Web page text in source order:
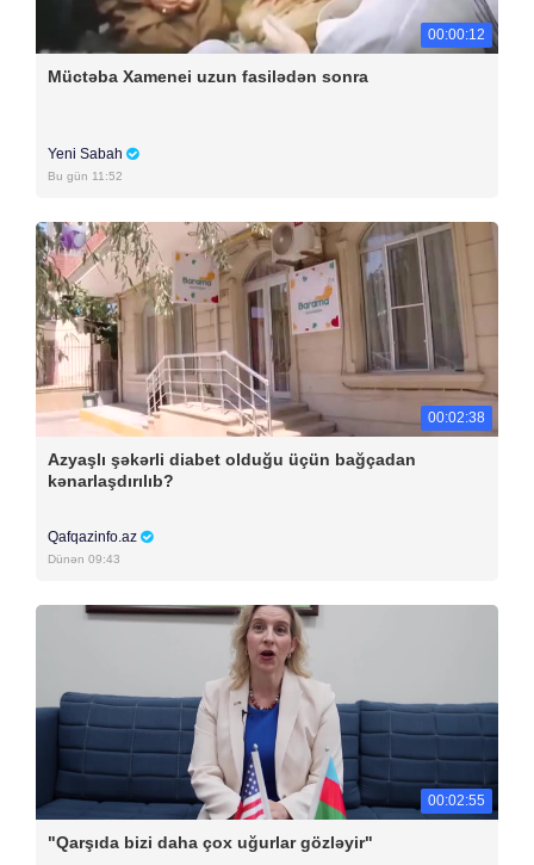
00:00:12
Müctəba Xamenei uzun fasilədən sonra
Yeni Sabah
Bu gün 11:52
00:02:38
Azyaşlı şəkərli diabet olduğu üçün bağçadan
kənarlaşdırılıb?
Qafqazinfo.az
Dünən 09:43
00:02:55
"Qarşıda bizi daha çox uğurlar gözləyir"